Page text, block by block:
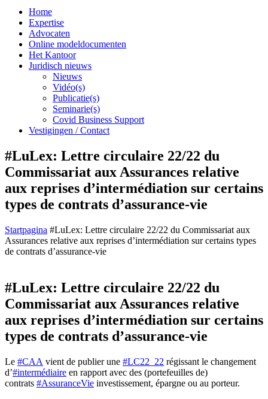
Home
Expertise
Advocaten
Online modeldocumenten
Het Kantoor
Juridisch nieuws
Nieuws
Vidéo(s)
Publicatie(s)
Seminarie(s)
Covid Business Support
Vestigingen / Contact
#LuLex: Lettre circulaire 22/22 du
Commissariat aux Assurances relative
aux reprises d’intermédiation sur certains
types de contrats d’assurance-vie
Startpagina #LuLex: Lettre circulaire 22/22 du Commissariat aux
Assurances relative aux reprises d’intermédiation sur certains types
de contrats d’assurance-vie
#LuLex: Lettre circulaire 22/22 du
Commissariat aux Assurances relative
aux reprises d’intermédiation sur certains
types de contrats d’assurance-vie
Le #CAA vient de publier une #LC22_22 régissant le changement
d’#intermédiaire en rapport avec des (portefeuilles de)
contrats #AssuranceVie investissement, épargne ou au porteur.